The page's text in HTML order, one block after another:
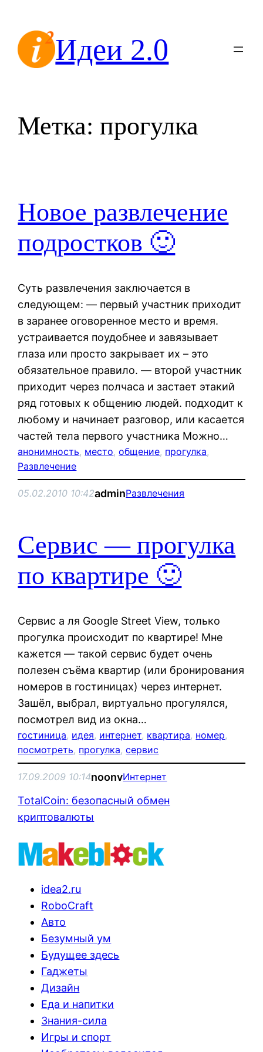
содержимомуИдеи 2.0
Метка:прогулка
Новое развлечение
подростков 🙂
Суть развлечения заключается в
следующем: — первый участник приходит
в заранее оговоренное место и время.
устраивается поудобнее и завязывает
глаза или просто закрывает их – это
обязательное правило. — второй участник
приходит через полчаса и застает этакий
ряд готовых к общению людей. подходит к
любому и начинает разговор, или касается
частей тела первого участника Можно…
анонимность, место, общение, прогулка
Развлечение
05.02.2010 10:42adminРазвлечения
Сервис — прогулка
по квартире 🙂
Сервис а ля Google Street View, только
прогулка происходит по квартире! Мне
кажется — такой сервис будет очень
полезен съёма квартир (или бронирования
номеров в гостиницах) через интернет.
Зашёл, выбрал, виртуально прогулялся,
посмотрел вид из окна…
гостиница, идея, интернет, квартира, номер
посмотреть, прогулка, сервис
17.09.2009 10:14noonvИнтернет
TotalCoin: безопасный обмен
криптовалюты
idea2.ru
RoboCraft
Авто
Безумный ум
Будущее здесь
Гаджеты
Дизайн
Еда и напитки
Знания-сила
Игры и спорт